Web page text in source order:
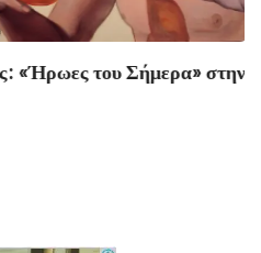
«Ήρωες του Σήμερα» στην